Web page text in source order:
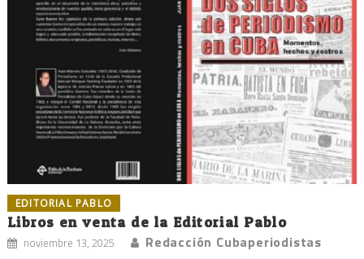
EDITORIAL PABLO
Libros en venta de la Editorial Pablo
noviembre 13, 2025 Redacción Cubaperiodistas